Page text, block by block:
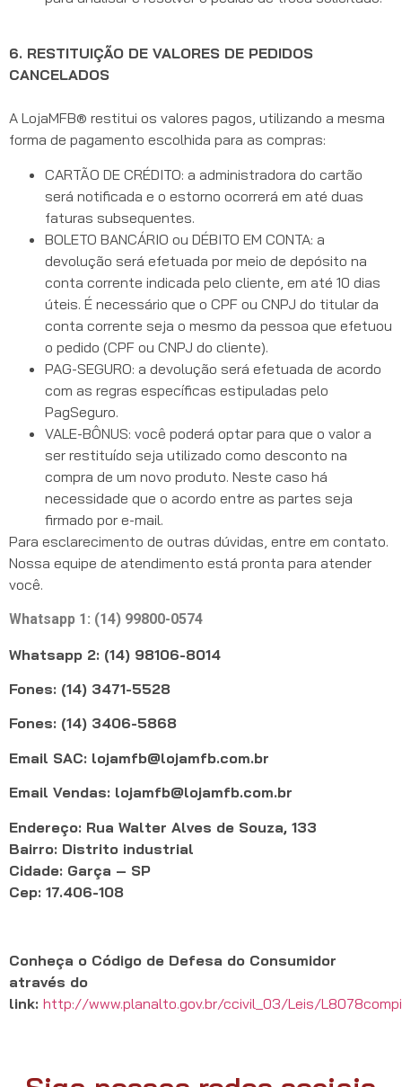
6. RESTITUIÇÃO DE VALORES DE PEDIDOS
CANCELADOS
A LojaMFB® restitui os valores pagos, utilizando a mesma
forma de pagamento escolhida para as compras:
CARTÃO DE CRÉDITO: a administradora do cartão
será notificada e o estorno ocorrerá em até duas
faturas subsequentes.
BOLETO BANCÁRIO ou DÉBITO EM CONTA: a
devolução será efetuada por meio de depósito na
conta corrente indicada pelo cliente, em até 10 dias
úteis. É necessário que o CPF ou CNPJ do titular da
conta corrente seja o mesmo da pessoa que efetuou
o pedido (CPF ou CNPJ do cliente).
PAG-SEGURO: a devolução será efetuada de acordo
com as regras específicas estipuladas pelo
PagSeguro.
VALE-BÔNUS: você poderá optar para que o valor a
ser restituído seja utilizado como desconto na
compra de um novo produto. Neste caso há
necessidade que o acordo entre as partes seja
firmado por e-mail.
Para esclarecimento de outras dúvidas, entre em contato.
Nossa equipe de atendimento está pronta para atender
você.
Whatsapp 1: (14) 99800-0574
Whatsapp 2: (14) 98106-8014
Fones: (14) 3471-5528
Fones: (14) 3406-5868
Email SAC: lojamfb@lojamfb.com.br
Email Vendas: lojamfb@lojamfb.com.br
Endereço: Rua Walter Alves de Souza, 133
Bairro: Distrito industrial
Cidade: Garça – SP
Cep: 17.406-108
Conheça o Código de Defesa do Consumidor
através do
link: http://www.planalto.gov.br/ccivil_03/Leis/